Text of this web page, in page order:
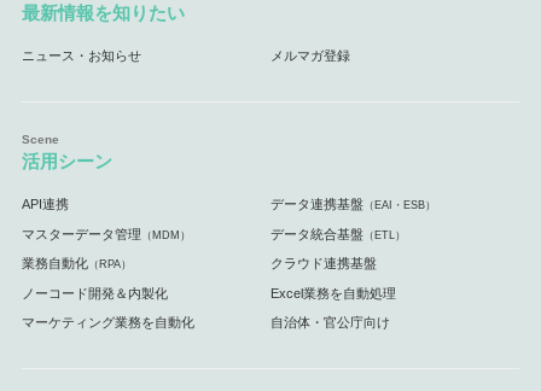
最新情報を知りたい
ニュース・お知らせ メルマガ登録
活用シーン
API連携 データ連携基盤 （EAI・ESB）
マスターデータ管理 （MDM） データ統合基盤 （ETL）
業務自動化（RPA） クラウド連携基盤
ノーコード開発＆内製化 Excel業務を自動処理
マーケティング業務を自動化 自治体・官公庁向け